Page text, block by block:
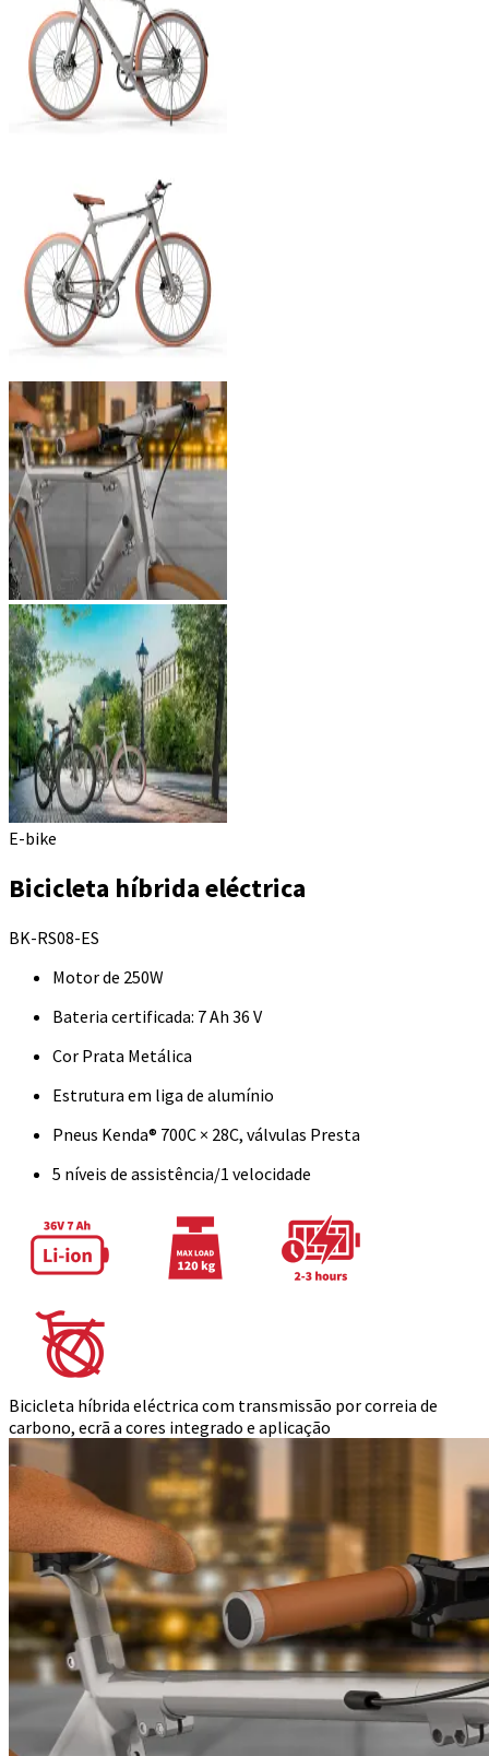
E-bike
Bicicleta híbrida eléctrica
BK-RS08-ES
Motor de 250W
Bateria certificada: 7 Ah 36 V
Cor Prata Metálica
Estrutura em liga de alumínio
Pneus Kenda® 700C × 28C, válvulas Presta
5 níveis de assistência/1 velocidade
Bicicleta híbrida eléctrica com transmissão por correia de
carbono, ecrã a cores integrado e aplicação